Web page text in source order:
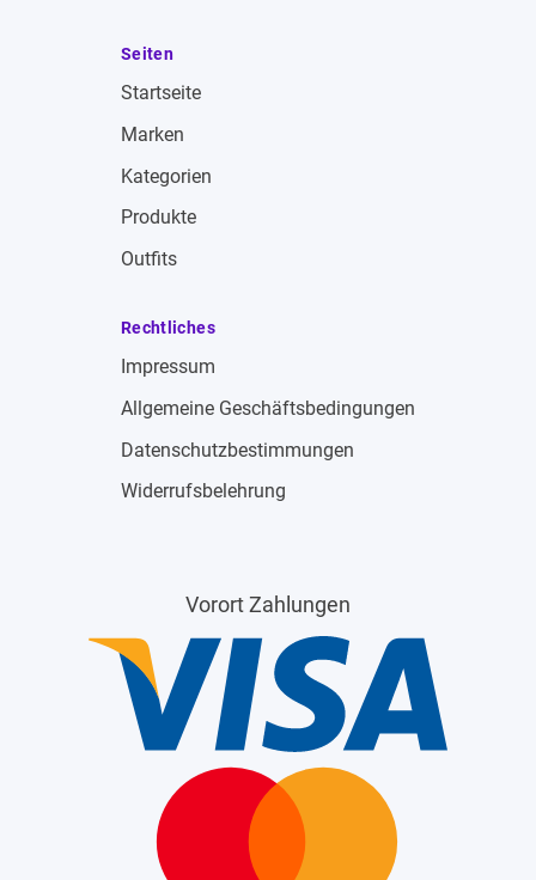
Seiten
Startseite
Marken
Kategorien
Produkte
Outfits
Rechtliches
Impressum
Allgemeine Geschäftsbedingungen
Datenschutzbestimmungen
Widerrufsbelehrung
Vorort Zahlungen